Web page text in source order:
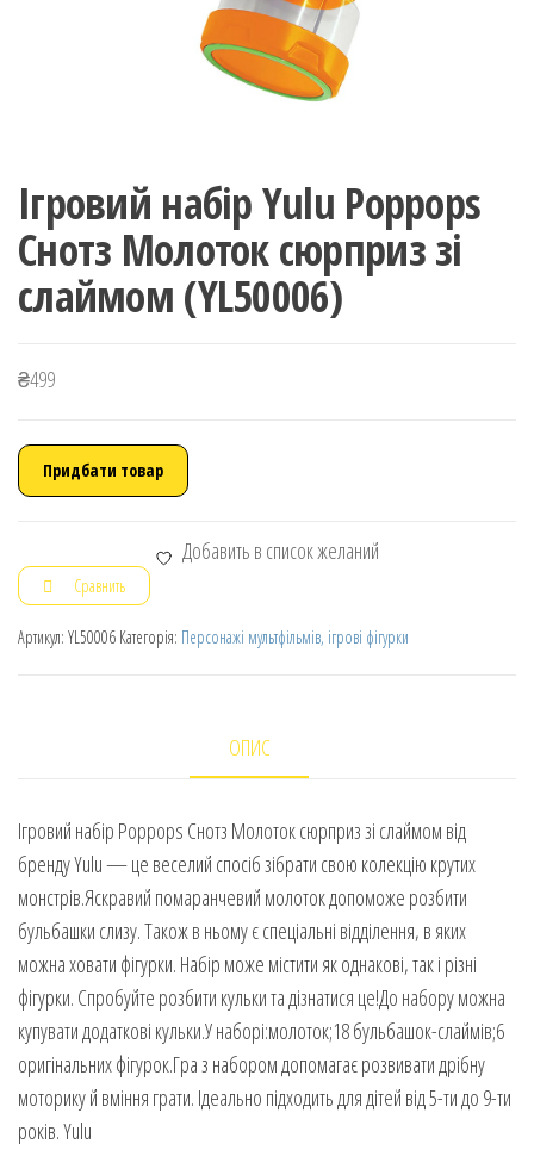
Ігровий набір Yulu Poppops
Снотз Молоток сюрприз зі
слаймом (YL50006)
₴499
Придбати товар
Добавить в список желаний
Сравнить
Артикул: YL50006 Категорія: Персонажі мультфільмів, ігрові фігурки
ОПИС
Ігровий набір Poppops Снотз Молоток сюрприз зі слаймом від
бренду Yulu — це веселий спосіб зібрати свою колекцію крутих
монстрів.Яскравий помаранчевий молоток допоможе розбити
бульбашки слизу. Також в ньому є спеціальні відділення, в яких
можна ховати фігурки. Набір може містити як однакові, так і різні
фігурки. Спробуйте розбити кульки та дізнатися це!До набору можна
купувати додаткові кульки.У наборі:молоток;18 бульбашок-слаймів;6
оригінальних фігурок.Гра з набором допомагає розвивати дрібну
моторику й вміння грати. Ідеально підходить для дітей від 5-ти до 9-ти
років. Yulu